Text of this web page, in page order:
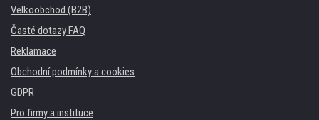
Velkoobchod (B2B)
Časté dotazy FAQ
Reklamace
Obchodní podmínky a cookies
GDPR
Pro firmy a instituce